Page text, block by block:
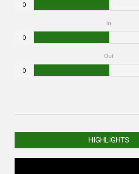
0
In
0
Out
0
09-
HIGHLIGHTS